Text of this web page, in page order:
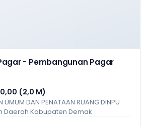
- Pembangunan Pagar
(2,0 M)
UMUM DAN PENATAAN RUANG DINPU
Daerah Kabupaten Demak